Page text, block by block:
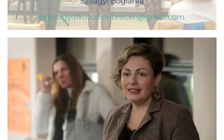
napfogyatkozas.debrecen@gmail.com